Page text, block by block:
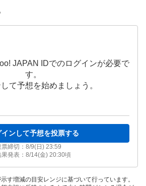
JAPAN IDでのログインが必要で
す。
て予想を始めましょう。
インして予想を投票する
締切： 8/9(日) 23:59
発表： 8/14(金) 20:30頃
す増減の目安レンジに基づいて行っています。